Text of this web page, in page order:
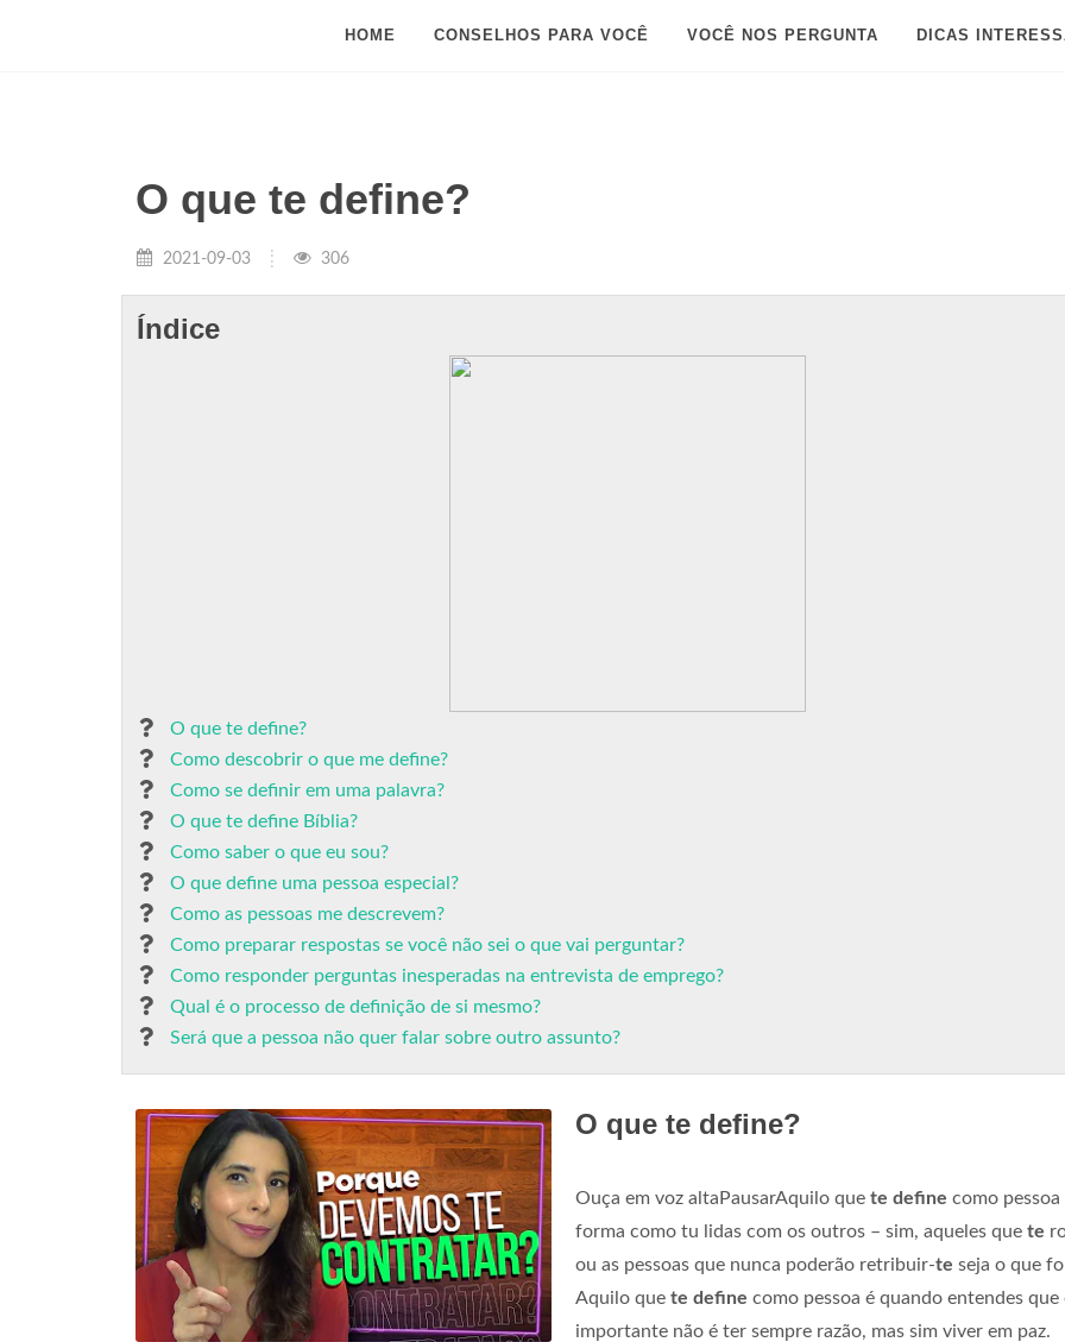
HOME CONSELHOS PARA VOCÊ VOCÊ NOS PERGUNTA DICAS
O que te define?
2021-09-03 306
Índice
O que te define?
Como descobrir o que me define?
Como se definir em uma palavra?
O que te define Bíblia?
Como saber o que eu sou?
O que define uma pessoa especial?
Como as pessoas me descrevem?
Como preparar respostas se você não sei o que vai perguntar?
Como responder perguntas inesperadas na entrevista de emprego?
Qual é o processo de definição de si mesmo?
Será que a pessoa não quer falar sobre outro assunto?
O que te define?
Ouça em voz altaPausarAquilo que te define como pessoa
forma como tu lidas com os outros – sim, aqueles que te
ou as pessoas que nunca poderão retribuir-te seja o que
Aquilo que te define como pessoa é quando entendes que
importante não é ter sempre razão, mas sim viver em paz.